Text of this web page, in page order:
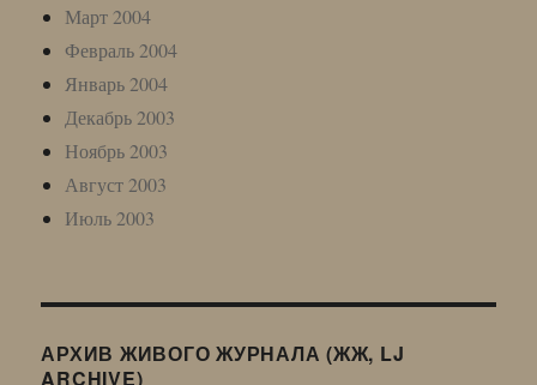
Март 2004
Февраль 2004
Январь 2004
Декабрь 2003
Ноябрь 2003
Август 2003
Июль 2003
АРХИВ ЖИВОГО ЖУРНАЛА (ЖЖ, LJ
ARCHIVE)